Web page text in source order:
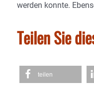
werden konnte.
Teilen Sie
teilen